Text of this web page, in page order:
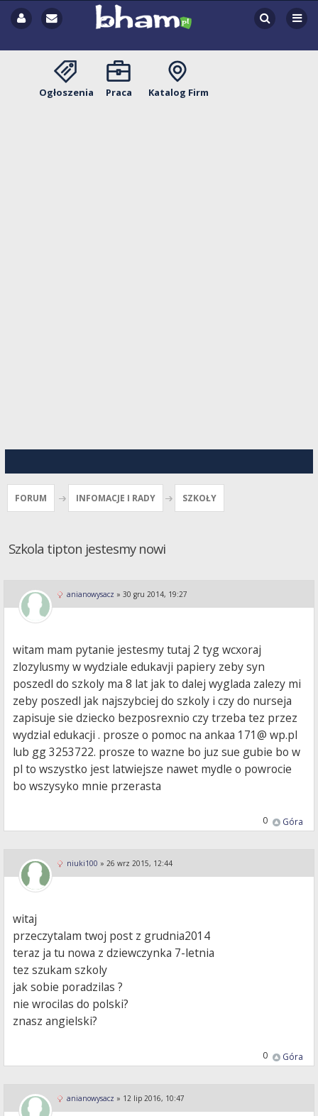
Ogłoszenia Praca Katalog Firm
FORUM INFOMACJE I RADY SZKOŁY
Szkola tipton jestesmy nowi
anianowysacz » 30 gru 2014, 19:27
witam mam pytanie jestesmy tutaj 2 tyg wcxoraj
zlozylusmy w wydziale edukavji papiery zeby syn
poszedl do szkoly ma 8 lat jak to dalej wyglada zalezy mi
zeby poszedl jak najszybciej do szkoly i czy do nurseja
zapisuje sie dziecko bezposrexnio czy trzeba tez przez
wydzial edukacji . prosze o pomoc na ankaa 171@ wp.pl
lub gg 3253722. prosze to wazne bo juz sue gubie bo w
pl to wszystko jest latwiejsze nawet mydle o powrocie
bo wszysyko mnie przerasta
Góra
0
niuki100 » 26 wrz 2015, 12:44
witaj
przeczytalam twoj post z grudnia2014
teraz ja tu nowa z dziewczynka 7-letnia
tez szukam szkoly
jak sobie poradzilas ?
nie wrocilas do polski?
znasz angielski?
Góra
0
anianowysacz » 12 lip 2016, 10:47